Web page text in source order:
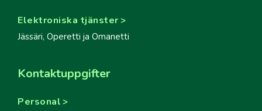
Elektroniska tjänster
Jässäri, Operetti ja Omanetti
Kontaktuppgifter
Personal